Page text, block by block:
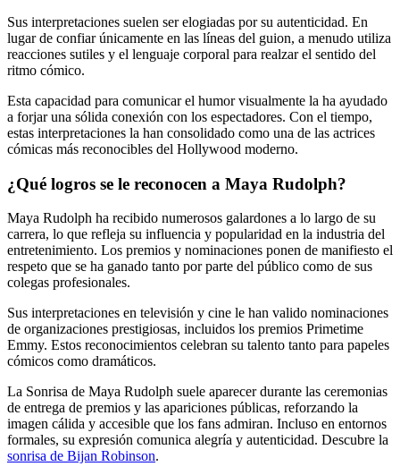
Sus interpretaciones suelen ser elogiadas por su autenticidad. En
lugar de confiar únicamente en las líneas del guion, a menudo utiliza
reacciones sutiles y el lenguaje corporal para realzar el sentido del
ritmo cómico.
Esta capacidad para comunicar el humor visualmente la ha ayudado
a forjar una sólida conexión con los espectadores. Con el tiempo,
estas interpretaciones la han consolidado como una de las actrices
cómicas más reconocibles del Hollywood moderno.
¿Qué logros se le reconocen a Maya Rudolph?
Maya Rudolph ha recibido numerosos galardones a lo largo de su
carrera, lo que refleja su influencia y popularidad en la industria del
entretenimiento. Los premios y nominaciones ponen de manifiesto el
respeto que se ha ganado tanto por parte del público como de sus
colegas profesionales.
Sus interpretaciones en televisión y cine le han valido nominaciones
de organizaciones prestigiosas, incluidos los premios Primetime
Emmy. Estos reconocimientos celebran su talento tanto para papeles
cómicos como dramáticos.
La Sonrisa de Maya Rudolph suele aparecer durante las ceremonias
de entrega de premios y las apariciones públicas, reforzando la
imagen cálida y accesible que los fans admiran. Incluso en entornos
formales, su expresión comunica alegría y autenticidad. Descubre la
sonrisa de Bijan Robinson.